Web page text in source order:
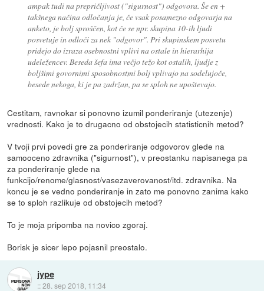
ampak tudi na prepričljivost ("sigurnost") odgovora. Še en +
takšnega načina odločanja je, če vsak posamezno odgovarja na
anketo, je bolj sproščen, kot če se npr. skupina 10-ih ljudi
posvetuje in odloči za nek "odgovor". Pri skupinskem posvetu
pridejo do izraza osebnostni vplivi na ostale in hierarhija
udeležencev. Beseda šefa ima večjo težo kot ostalih, ljudje z
boljšimi govornimi sposobnostmi bolj vplivajo na sodelujoče,
besede nekoga, ki je pa zadržan, pa se sploh ne upoštevajo.
Cestitam, ravnokar si ponovno izumil ponderiranje (utezenje)
vrednosti. Kako je to drugacno od obstojecih statisticnih metod?
V tvoji prvi povedi gre za ponderiranje odgovorov glede na
samooceno zdravnika ("sigurnost"), v preostanku napisanega pa
za ponderiranje glede na
funkcijo/renome/glasnost/vasezaverovanost/itd. zdravnika. Na
koncu je se vedno ponderiranje in zato me ponovno zanima kako
se to sploh razlikuje od obstojecih metod?
To je moja pripomba na novico zgoraj.
Borisk je sicer lepo pojasnil preostalo.
jype
::28. sep 2018, 11:34